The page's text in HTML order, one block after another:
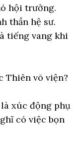
hội trưởng.
thần hệ sư.
tiếng vang khi
Thiên võ viện?
xúc động phụ
có việc bọn